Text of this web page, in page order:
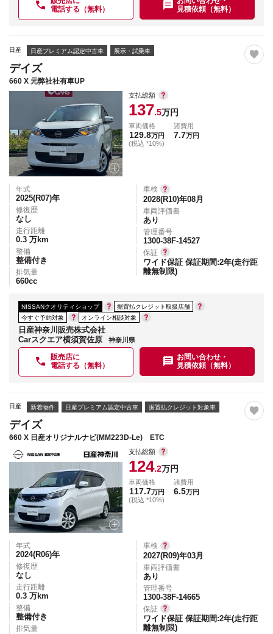
電話する（無料）
見積依頼（無料）
日産 日産プレミアム認定中古車 展示・試乗車
デイズ
660 X 元弊社社有車UP
支払総額
137.5万円
車両価格
129.8万円
(税込 *10%)
諸費用
7.7万円
年式
2025(R07)年
修復歴
なし
走行距離
0.3 万km
整備
整備付き
排気量
660cc
車検
2028(R10)年08月
車両評価書
あり
管理番号
1300-38F-14527
保証
ワイド保証 保証期間:2年(走行距
離無制限)
NISSANクオリティショップ
据置払クレジット取扱店舗
今すぐ予約対象
オンライン相談対象
日産神奈川販売株式会社
Carスクエア横須賀佐原
神奈川県
販売店に
電話する（無料）
お問い合わせ・
見積依頼（無料）
日産 新着物件 日産プレミアム認定中古車 据置払クレジット対象車
デイズ
660 X 日産オリジナルナビ(MM223D-Le) ETC
支払総額
124.2万円
車両価格
117.7万円
(税込 *10%)
諸費用
6.5万円
年式
2024(R06)年
修復歴
なし
走行距離
0.3 万km
整備
整備付き
排気量
車検
2027(R09)年03月
車両評価書
あり
管理番号
1300-38F-14665
保証
ワイド保証 保証期間:2年(走行距
離無制限)